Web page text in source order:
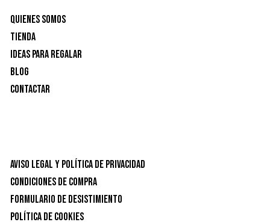
Quienes Somos
Tienda
Ideas para Regalar
Blog
Contactar
Aviso Legal y Política de privacidad
Condiciones de Compra
Formulario de desistimiento
Política de Cookies